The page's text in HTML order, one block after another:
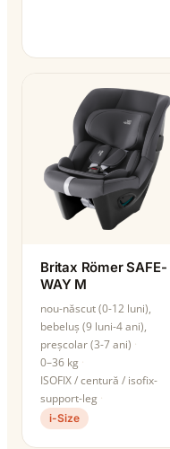
Britax Römer SAFE-
WAY M
nou-născut (0-12 luni),
bebeluș (9 luni-4 ani),
preșcolar (3-7 ani)
0–36 kg
ISOFIX / centură / isofix-
support-leg
i-Size